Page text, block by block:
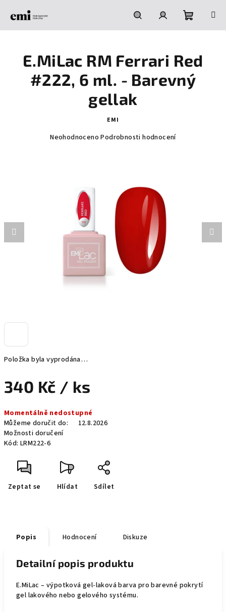
HledatPřihlášeníNákupní
košík
Položka byla vyprodána…
340 Kč / ks
cena:
Momentálně nedostupné
Můžeme doručit do:
12.8.2026
Možnosti doručení
Kód: LRM222-6
Zeptat se Hlídat Sdílet
E.MiLac RM Ferrari Red
#222, 6 ml. - Barevný
gellak
EMI
Průměrné
hvězdiček.
Neohodnoceno Podrobnosti hodnocení
Popis Hodnocení Diskuze
Detailní popis produktu
E.MiLac – výpotková gel-laková barva pro barevné pokrytí
gel lakového nebo gelového systému.